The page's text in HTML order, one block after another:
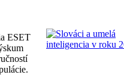
ESET